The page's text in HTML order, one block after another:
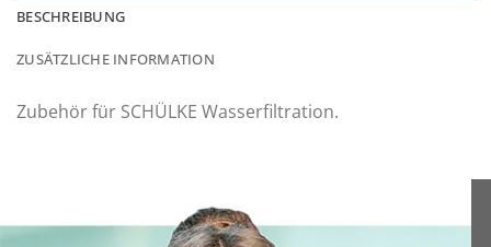
BESCHREIBUNG
ZUSÄTZLICHE INFORMATION
Zubehör für SCHÜLKE Wasserfiltration.